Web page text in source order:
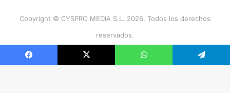
Copyright © CYSPRO MEDIA S.L. 2026. Todos los derechos
reservados.
Instagram
Facebook X WhatsApp Telegram